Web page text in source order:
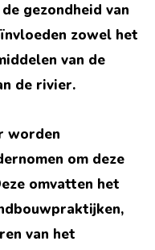
gezondheid van
zowel het
van de
de rivier.
worden
om deze
omvatten het
van het